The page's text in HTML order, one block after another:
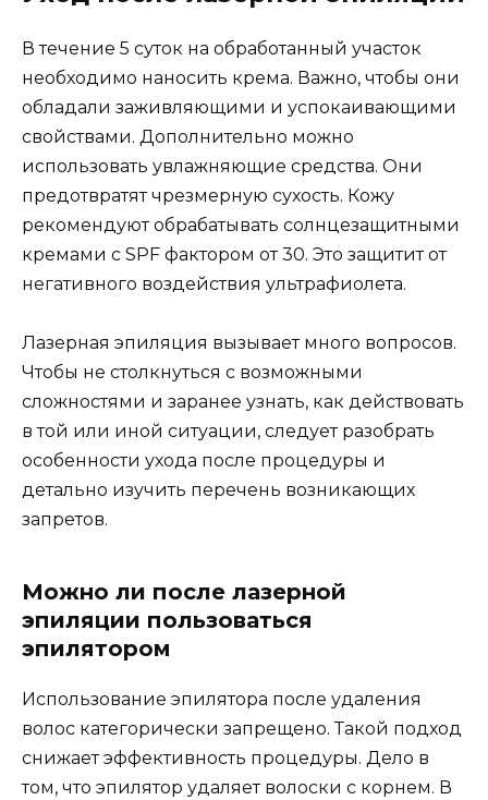
В течение 5 суток на обработанный участок
необходимо наносить крема. Важно, чтобы они
обладали заживляющими и успокаивающими
свойствами. Дополнительно можно
использовать увлажняющие средства. Они
предотвратят чрезмерную сухость. Кожу
рекомендуют обрабатывать солнцезащитными
кремами с SPF фактором от 30. Это защитит от
негативного воздействия ультрафиолета.
Лазерная эпиляция вызывает много вопросов.
Чтобы не столкнуться с возможными
сложностями и заранее узнать, как действовать
в той или иной ситуации, следует разобрать
особенности ухода после процедуры и
детально изучить перечень возникающих
запретов.
Можно ли после лазерной
эпиляции пользоваться
эпилятором
Использование эпилятора после удаления
волос категорически запрещено. Такой подход
снижает эффективность процедуры. Дело в
том, что эпилятор удаляет волоски с корнем. В